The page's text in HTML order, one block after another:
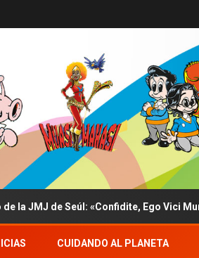
de Seúl: «Confidite, Ego Vici Mundum»
CUIDANDO AL PLANETA